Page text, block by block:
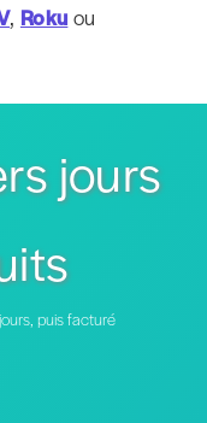
, Roku ou
jours
puis facturé